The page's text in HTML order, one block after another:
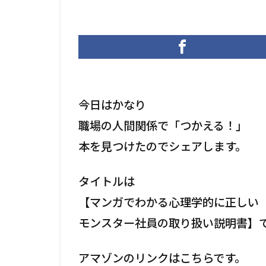
今日はかなり
職場の人間関係で「つかえる！」
本を見つけたのでシェアします。
タイトルは
【マンガでわかる心理学的に正しい
モンスター社員の取り扱い説明書】
アマゾンのリンクはこちらです。